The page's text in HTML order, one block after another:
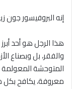
إنه البروفيسور جون
هذا الرجل هو أحد
والفقر، بل وبصناع
المتوحشة المعولمة
معروفة، يكافح بكل